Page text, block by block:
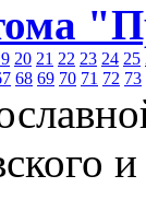
20 21 22 23 24 25
68 69 70 71 72 73